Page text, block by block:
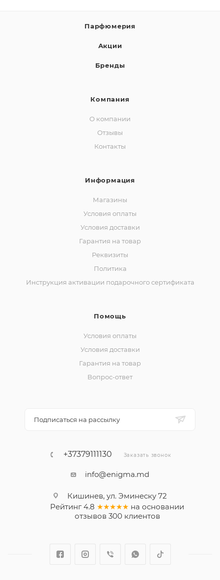
Парфюмерия
Акции
Бренды
Компания
О компании
Отзывы
Контакты
Информация
Магазины
Условия оплаты
Условия доставки
Гарантия на товар
Реквизиты
Политика
Инструкция активации подарочного сертификата
Помощь
Условия оплаты
Условия доставки
Гарантия на товар
Вопрос-ответ
Подписаться на рассылку
+37379111130 Заказать звонок
info@enigma.md
Кишинев, ул. Эминеску 72
Рейтинг 4.8 ★★★★★ на основании
отзывов 300клиентов